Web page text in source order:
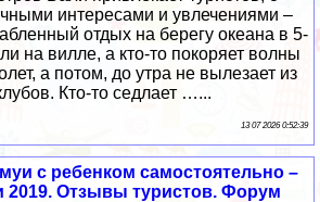
интересами и увлечениями –
отдых на берегу океана в 5-
на вилле, а кто-то покоряет волны
а потом, до утра не вылезает из
Кто-то седлает …...
13 07 2026 0:52:39
с ребенком самостоятельно –
Отзывы туристов. Форум